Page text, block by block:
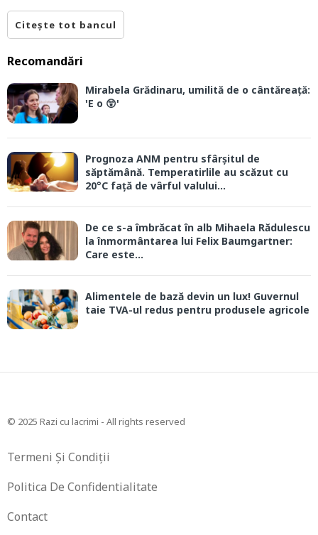
Citește tot bancul
Recomandări
Mirabela Grădinaru, umilită de o cântăreață:
'E o 😲'
Prognoza ANM pentru sfârșitul de
săptămână. Temperatirlile au scăzut cu
20°C față de vârful valului...
De ce s-a îmbrăcat în alb Mihaela Rădulescu
la înmormântarea lui Felix Baumgartner:
Care este...
Alimentele de bază devin un lux! Guvernul
taie TVA-ul redus pentru produsele agricole
© 2025 Razi cu lacrimi - All rights reserved
Termeni Și Condiții
Politica De Confidentialitate
Contact